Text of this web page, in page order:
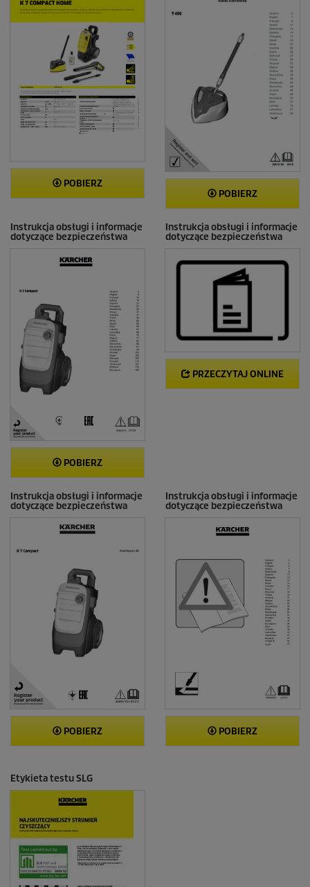
i
POBIERZ
POBIERZ
Instrukcja obsługi i informacje
dotyczące bezpieczeństwa
POBIERZ
Instrukcja obsługi i informacje
dotyczące bezpieczeństwa
PRZECZYTAJ ONLINE
Instrukcja obsługi i informacje
dotyczące bezpieczeństwa
POBIERZ
Instrukcja obsługi i informacje
dotyczące bezpieczeństwa
POBIERZ
Etykieta testu SLG